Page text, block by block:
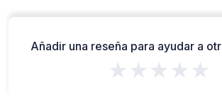
Añadir una reseña para ayudar a
★★★★★